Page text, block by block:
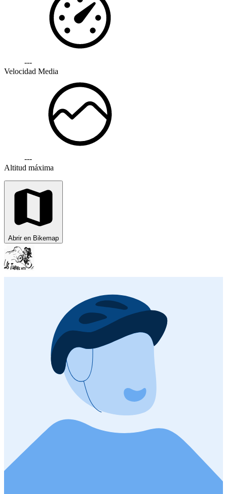
---
Velocidad Media
---
Altitud máxima
Abrir en Bikemap